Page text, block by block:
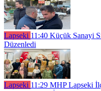
Lapseki 11:40 Küçük Sanayi
Düzenledi
Lapseki 11:29 MHP Lapseki